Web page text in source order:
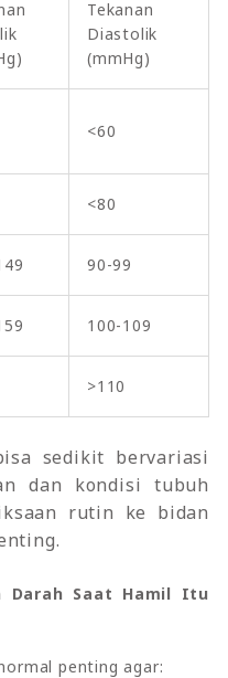
Tekanan
Diastolik
(mmHg)
<60
<80
90-99
100-109
>110
sedikit bervariasi
dan kondisi tubuh
rutin ke bidan
Darah Saat Hamil Itu
penting agar: